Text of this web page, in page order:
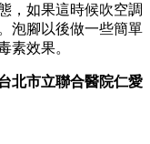
，如果這時候吹空調
泡腳以後做一些簡單
素效果。
北市立聯合醫院仁愛